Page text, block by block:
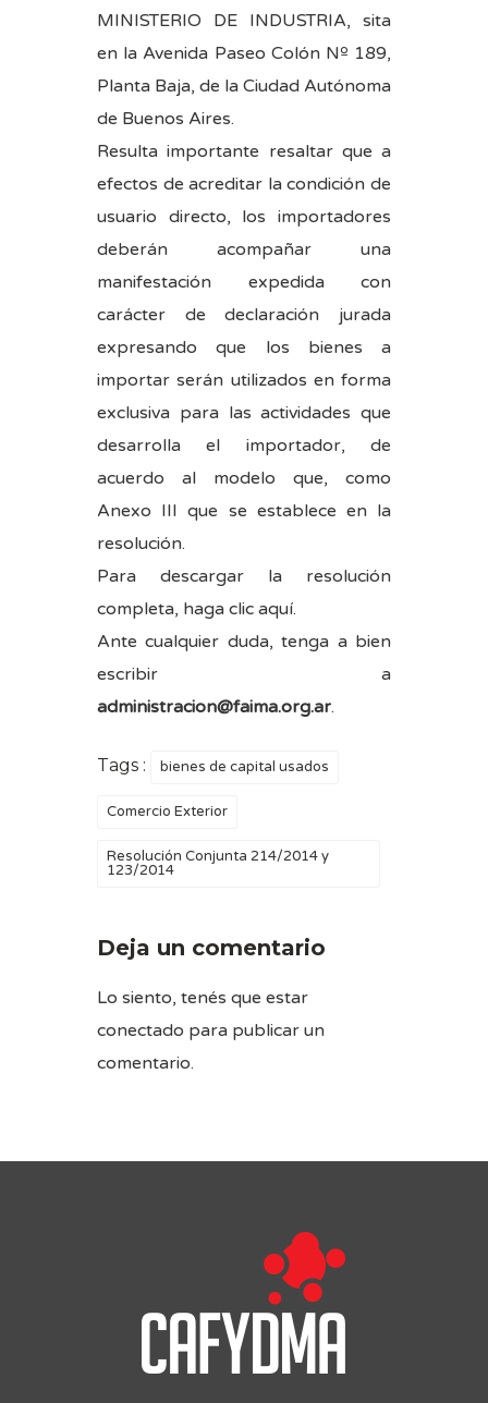
MINISTERIO DE INDUSTRIA, sita
en la Avenida Paseo Colón Nº 189,
Planta Baja, de la Ciudad Autónoma
de Buenos Aires.
Resulta importante resaltar que a
efectos de acreditar la condición de
usuario directo, los importadores
deberán acompañar una
manifestación expedida con
carácter de declaración jurada
expresando que los bienes a
importar serán utilizados en forma
exclusiva para las actividades que
desarrolla el importador, de
acuerdo al modelo que, como
Anexo III que se establece en la
resolución.
Para descargar la resolución
completa, haga clic aquí.
Ante cualquier duda, tenga a bien
escribir a
administracion@faima.org.ar.
Tags : bienes de capital usados
Comercio Exterior
Resolución Conjunta 214/2014 y
123/2014
Deja un comentario
Lo siento, tenés que estar
conectado para publicar un
comentario.